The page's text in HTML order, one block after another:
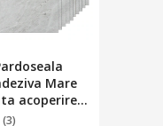
Mare
acoperire
adeziv
(3)